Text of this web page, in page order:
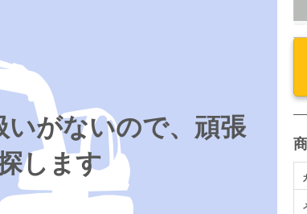
がないので、頑張
します